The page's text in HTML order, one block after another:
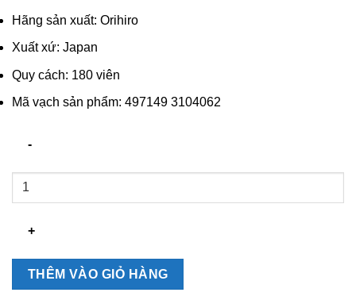
Hãng sản xuất: Orihiro
Xuất xứ: Japan
Quy cách: 180 viên
Mã vạch sản phẩm: 497149 3104062
Viên
sung
Orihiro
THÊM VÀO GIỎ HÀNG